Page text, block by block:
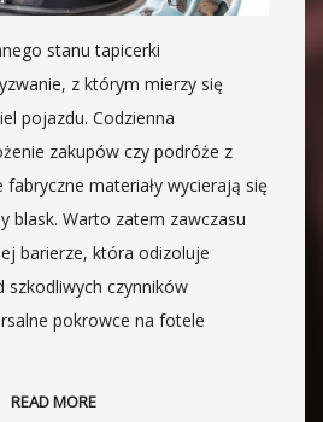
stanu tapicerki
z którym mierzy się
pojazdu. Codzienna
zakupów czy podróże z
materiały wycierają się
blask. Warto zatem zawczasu
barierze, która odizoluje
szkodliwych czynników
pokrowce na fotele
READ MORE